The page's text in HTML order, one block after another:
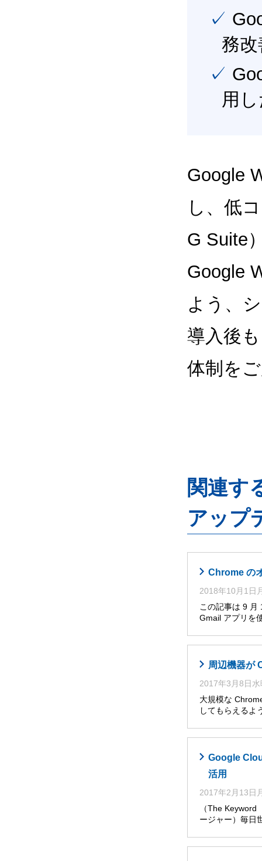
✓ Google Workspace（旧G Suite） を活用し、業
務
✓ Google Workspace（旧G Suite） を最大限に活
用
Google
し、低
G Suite
Google
よう、
導入後
体制を
関連す
アップ
Chrome の
2018年10月1日
この記事は 9 月
Gmail アプリを
周辺機器が
2017年3月8日水
大規模な
してもらえるよ
Google
活用
2017年2月13日
（The
ージャー）毎日